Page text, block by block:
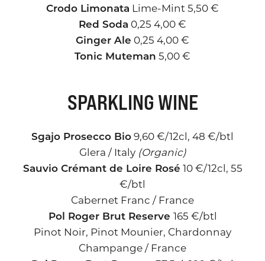
Crodo Limonata Lime-Mint 5,50 €
Red Soda 0,25 4,00 €
Ginger Ale 0,25 4,00 €
Tonic Muteman 5,00 €
SPARKLING WINE
Sgajo Prosecco Bio9,60 €/12cl, 48 €/btl
Glera / Italy (Organic)
Sauvio Crémant de Loire Rosé 10 €/12cl, 55
€/btl
Cabernet Franc / France
Pol Roger Brut Reserve 165 €/btl
Pinot Noir, Pinot Mounier, Chardonnay
Champange / France